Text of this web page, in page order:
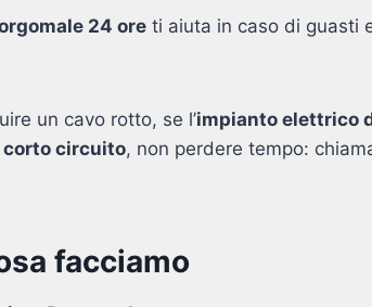
24 ore ti aiuta in caso di guasti
un cavo rotto, se l’impianto elettrico
corto circuito, non perdere tempo:
facciamo